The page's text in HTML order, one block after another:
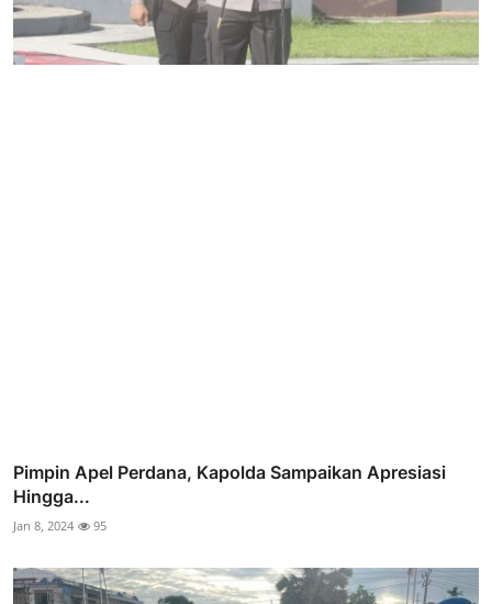
Pimpin Apel Perdana, Kapolda Sampaikan Apresiasi
Hingga...
Jan 8, 2024 95